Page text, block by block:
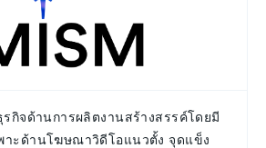
รกิจด้านการผลิตงานสร้างสรรค์โดยมี
าะด้านโฆษณาวิดีโอแนวตั้ง จุดแข็ง